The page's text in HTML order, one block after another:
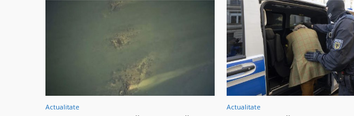
Actualitate Actualitate